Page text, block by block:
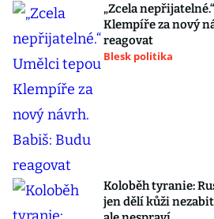
„Zcela
Klempíře za nový
reagovat
Blesk politika
Koloběh tyranie:
jen dělí kůži